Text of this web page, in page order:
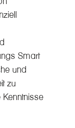
Smart
und
zu
Kenntnisse